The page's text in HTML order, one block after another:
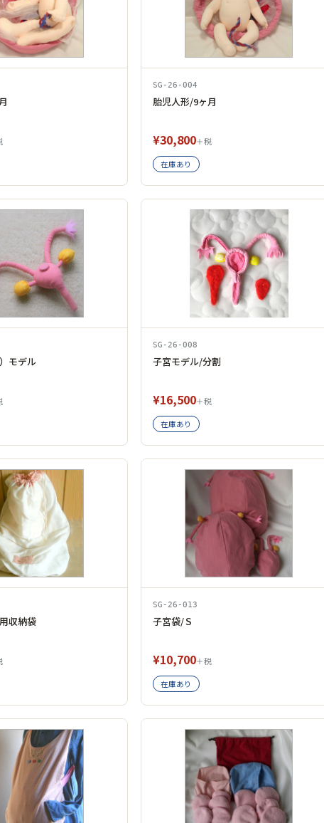
SG-26-004
胎児人形/9ヶ月
¥30,800＋税
在庫あり
モデル
SG-26-008
子宮モデル/分割
¥16,500＋税
在庫あり
収納袋
SG-26-013
子宮袋/Ｓ
¥10,700＋税
在庫あり